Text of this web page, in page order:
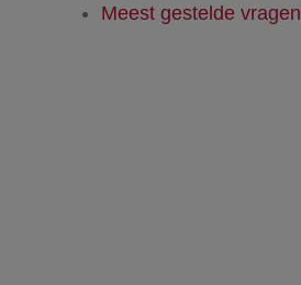
Meest gestelde vragen